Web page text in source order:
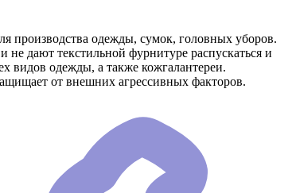
производства одежды, сумок, головных уборов.
дают текстильной фурнитуре распускаться и
видов одежды, а также кожгалантереи.
от внешних агрессивных факторов.